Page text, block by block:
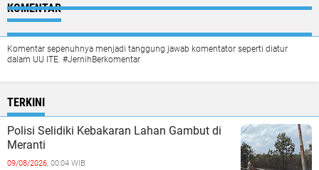
KOMENTAR
Komentar sepenuhnya menjadi tanggung jawab komentator seperti diatur
dalam UU ITE. #JernihBerkomentar
TERKINI
Polisi Selidiki Kebakaran Lahan Gambut di
Meranti
09/08/2026, 00:04 WIB